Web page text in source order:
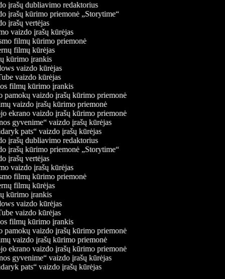
įrašų dubliavimo redaktorius
įrašų kūrimo priemonė „Storytime“
įrašų vertėjas
vaizdo įrašų kūrėjas
filmų kūrimo priemonė
filmų kūrėjas
kūrimo įrankis
vaizdo kūrėjas
vaizdo kūrėjas
filmų kūrimo įrankis
vaizdo įrašų kūrimo priemonė
vaizdo įrašų kūrimo priemonė
ekrano vaizdo įrašų kūrimo priemonė
gyvenime“ vaizdo įrašų kūrėjas
pats“ vaizdo įrašų kūrėjas
įrašų dubliavimo redaktorius
įrašų kūrimo priemonė „Storytime“
įrašų vertėjas
vaizdo įrašų kūrėjas
filmų kūrimo priemonė
filmų kūrėjas
kūrimo įrankis
vaizdo kūrėjas
vaizdo kūrėjas
filmų kūrimo įrankis
vaizdo įrašų kūrimo priemonė
vaizdo įrašų kūrimo priemonė
ekrano vaizdo įrašų kūrimo priemonė
gyvenime“ vaizdo įrašų kūrėjas
pats“ vaizdo įrašų kūrėjas